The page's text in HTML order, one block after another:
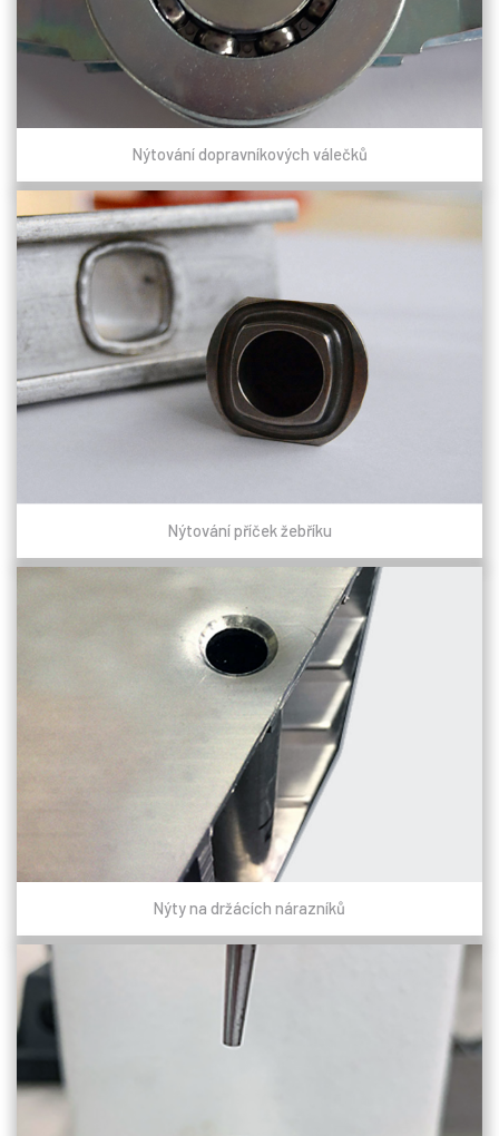
Nýtování dopravníkových válečků
Nýtování příček žebříku
Nýty na držácích nárazníků